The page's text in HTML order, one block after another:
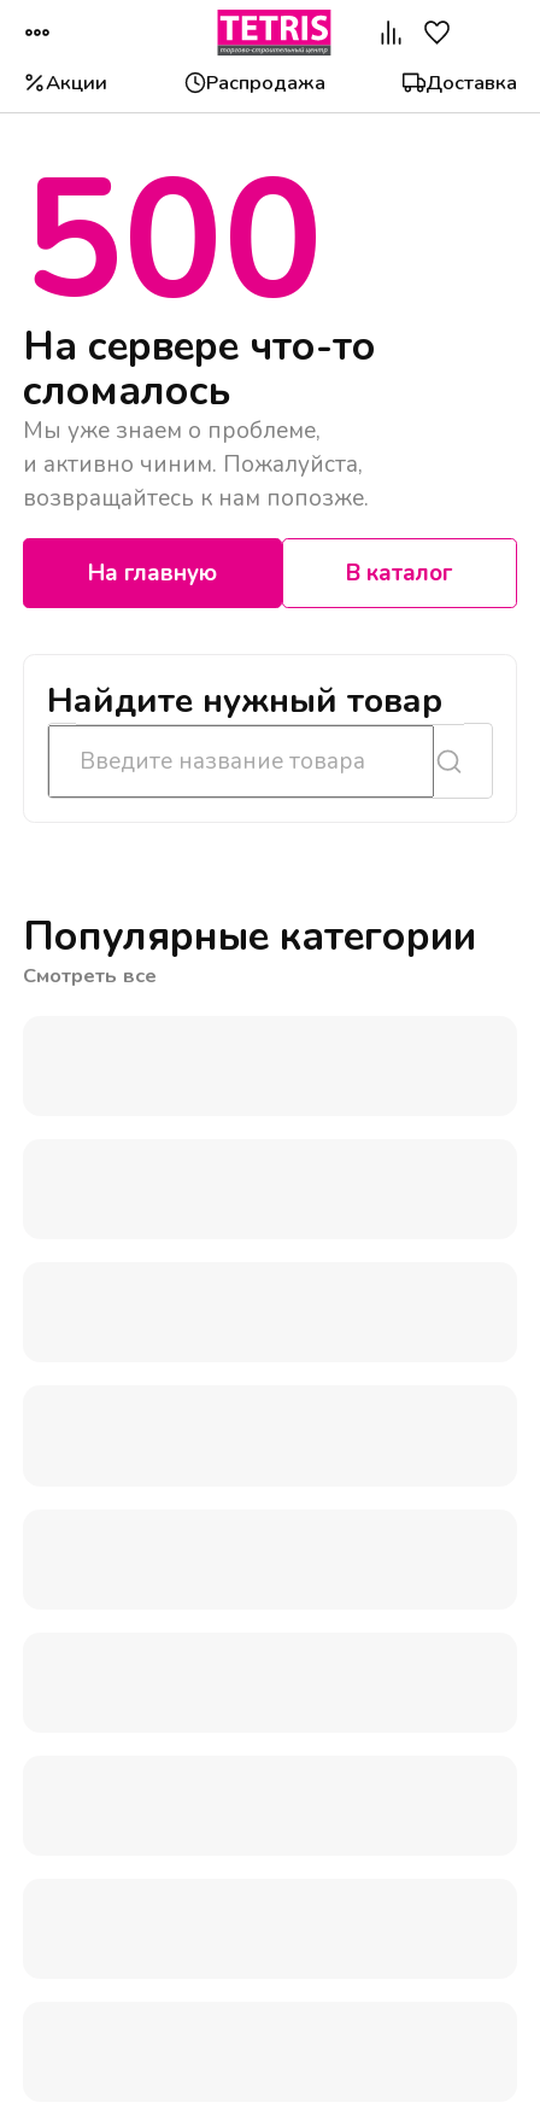
Акции Распродажа Доставка
500
На сервере что-то
сломалось
Мы уже знаем о проблеме,
и активно чиним. Пожалуйста,
возвращайтесь к нам попозже.
На главную В каталог
Найдите нужный товар
Популярные категории
Смотреть все